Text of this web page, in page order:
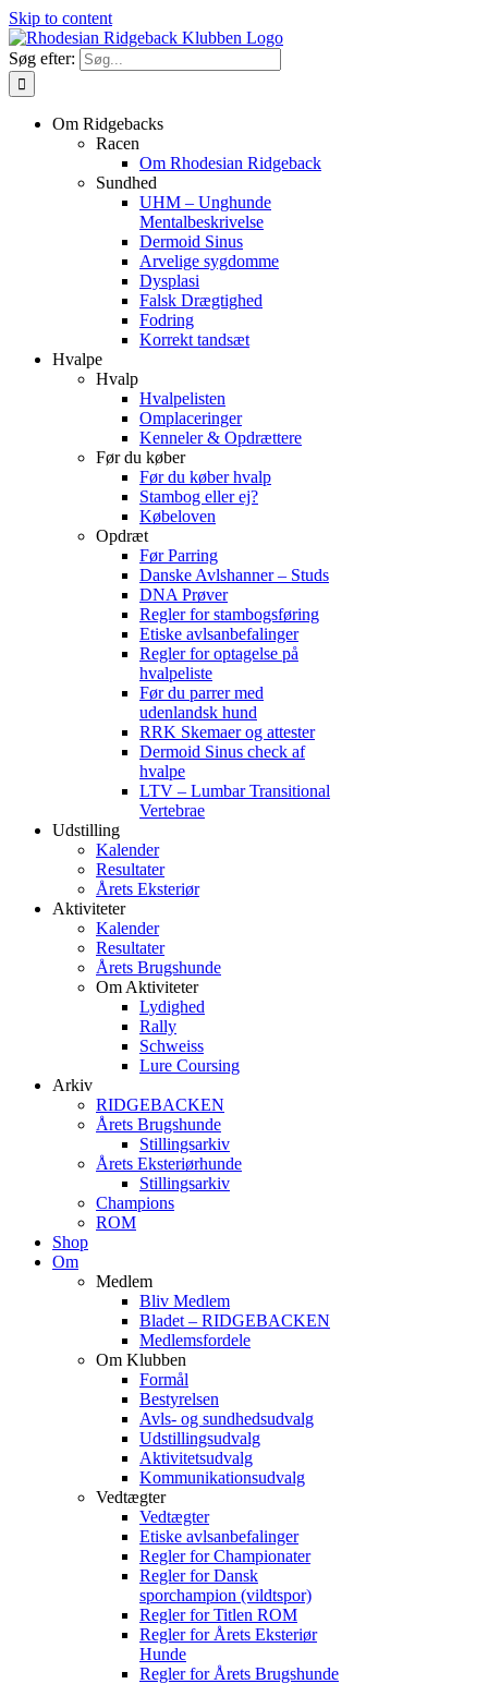
Skip to content
Søg efter:
Om Ridgebacks
Racen
Om Rhodesian Ridgeback
Sundhed
UHM – Unghunde
Mentalbeskrivelse
Dermoid Sinus
Arvelige sygdomme
Dysplasi
Falsk Drægtighed
Fodring
Korrekt tandsæt
Hvalpe
Hvalp
Hvalpelisten
Omplaceringer
Kenneler & Opdrættere
Før du køber
Før du køber hvalp
Stambog eller ej?
Købeloven
Opdræt
Før Parring
Danske Avlshanner – Studs
DNA Prøver
Regler for stambogsføring
Etiske avlsanbefalinger
Regler for optagelse på
hvalpeliste
Før du parrer med
udenlandsk hund
RRK Skemaer og attester
Dermoid Sinus check af
hvalpe
LTV – Lumbar Transitional
Vertebrae
Udstilling
Kalender
Resultater
Årets Eksteriør
Aktiviteter
Kalender
Resultater
Årets Brugshunde
Om Aktiviteter
Lydighed
Rally
Schweiss
Lure Coursing
Arkiv
RIDGEBACKEN
Årets Brugshunde
Stillingsarkiv
Årets Eksteriørhunde
Stillingsarkiv
Champions
ROM
Shop
Om
Medlem
Bliv Medlem
Bladet – RIDGEBACKEN
Medlemsfordele
Om Klubben
Formål
Bestyrelsen
Avls- og sundhedsudvalg
Udstillingsudvalg
Aktivitetsudvalg
Kommunikationsudvalg
Vedtægter
Vedtægter
Etiske avlsanbefalinger
Regler for Championater
Regler for Dansk
sporchampion (vildtspor)
Regler for Titlen ROM
Regler for Årets Eksteriør
Hunde
Regler for Årets Brugshunde